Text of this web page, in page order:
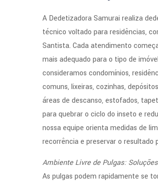
A Dedetizadora Samurai realiza
técnico voltado para residências,
Santista. Cada atendimento
mais adequado para o tipo de
consideramos condomínios,
comuns, lixeiras, cozinhas,
áreas de descanso, estofados,
para quebrar o ciclo do inseto e
nossa equipe orienta medidas de
recorrência e preservar o resultado
Ambiente Livre de Pulgas:
As pulgas podem rapidamente se